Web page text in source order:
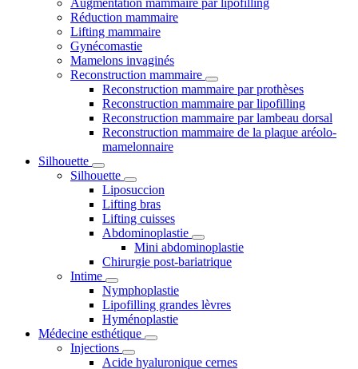
Augmentation mammaire par lipofilling
Réduction mammaire
Lifting mammaire
Gynécomastie
Mamelons invaginés
Reconstruction mammaire
Reconstruction mammaire par prothèses
Reconstruction mammaire par lipofilling
Reconstruction mammaire par lambeau dorsal
Reconstruction mammaire de la plaque aréolo-
mamelonnaire
Silhouette
Silhouette
Liposuccion
Lifting bras
Lifting cuisses
Abdominoplastie
Mini abdominoplastie
Chirurgie post-bariatrique
Intime
Nymphoplastie
Lipofilling grandes lèvres
Hyménoplastie
Médecine esthétique
Injections
Acide hyaluronique cernes